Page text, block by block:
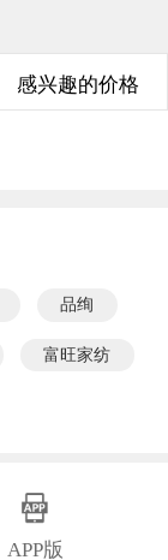
感兴趣的价格
品绚
富旺家纺
APP版